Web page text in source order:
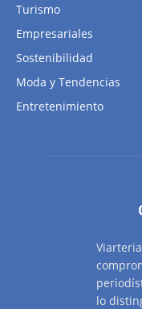
Turismo
Empresariales
Sostenibilidad
Moda y Tendencias
Entretenimiento
lo